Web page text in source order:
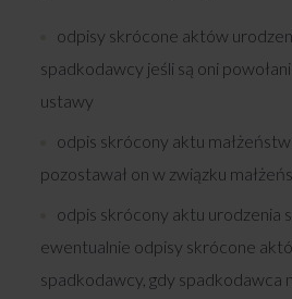
odpisy skrócone aktów
spadkodawcy jeśli są oni
ustawy
odpis skrócony aktu
pozostawał on w związku
odpis skrócony aktu urodzenia
ewentualnie odpisy skrócone
spadkodawcy, gdy spadkodawca